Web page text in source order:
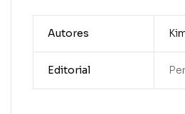
Autores
Editorial